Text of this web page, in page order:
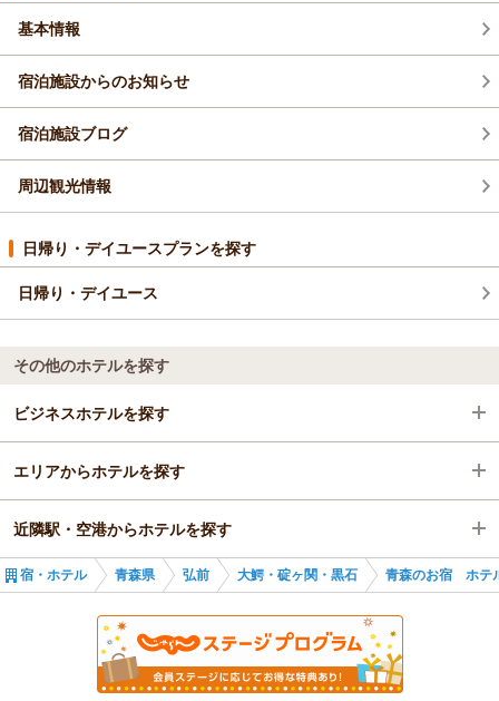
在の品質を継続しながら、さらなる努力を重ね、よりお客様に
お喜びいただけるお宿を目指し、ご宿泊されるお客様に「また
泊まりたい」と思っていただけるホテルであり続けられるよう
努めてまいります。
また、ご投稿にございました夕食メニューにつきましても、今
一度内容を検討し、調理スタッフとともに試作を重ねながら、
品質向上や品揃えの見直しを行い、品質を落とすことなく、少
重ねて、冬場の寒さ厳しい中ご宿泊いただきましたこと、心よ
り感謝申し上げます。
また青森へお越しの際には、ぜひ当ホテルをご利用くださいま
すようお願い申し上げます。
アップルおもてなし向上委員会
基本情報
宿泊施設からのお知らせ
宿泊施設ブログ
周辺観光情報
日帰り・デイユースプランを探す
日帰り・デイユース
その他のホテルを探す
ビジネスホテルを探す
青森県
弘前
大鰐・碇ヶ関・黒石
エリアからホテルを探す
青森県
弘前
大鰐・碇ヶ関・黒石
近隣駅・空港からホテルを探す
平賀駅
宿・ホテル 青森県 弘前 大鰐・碇ヶ関・黒石 青森のお宿 ホテ